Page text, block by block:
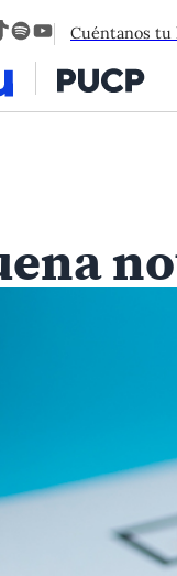
Spotify
YouTube
Cuéntanos tu